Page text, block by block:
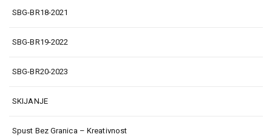
SBG-BR18-2021
SBG-BR19-2022
SBG-BR20-2023
SKIJANJE
Spust Bez Granica – Kreativnost